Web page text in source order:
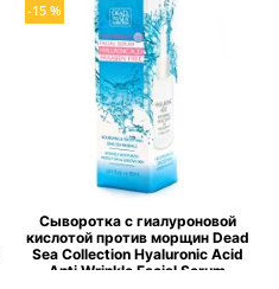
-15 %
Сыворотка с гиалуроновой
кислотой против морщин Dead
Sea Collection Hyaluronic Acid
Anti Wrinkle Facial Serum